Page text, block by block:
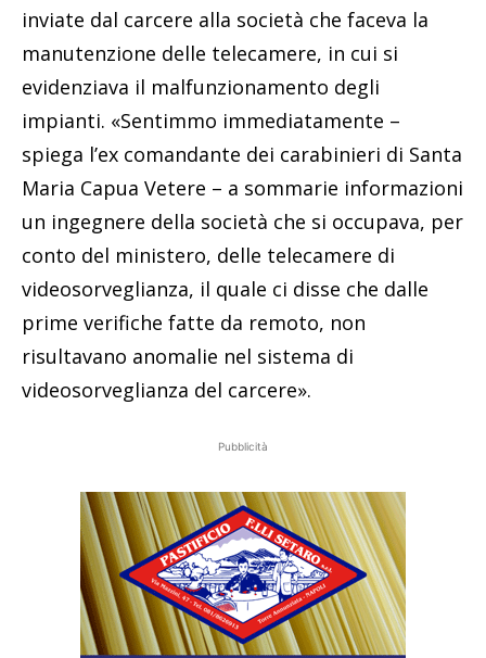
inviate dal carcere alla società che faceva la
manutenzione delle telecamere, in cui si
evidenziava il malfunzionamento degli
impianti. «Sentimmo immediatamente –
spiega l’ex comandante dei carabinieri di Santa
Maria Capua Vetere – a sommarie informazioni
un ingegnere della società che si occupava, per
conto del ministero, delle telecamere di
videosorveglianza, il quale ci disse che dalle
prime verifiche fatte da remoto, non
risultavano anomalie nel sistema di
videosorveglianza del carcere».
Pubblicità